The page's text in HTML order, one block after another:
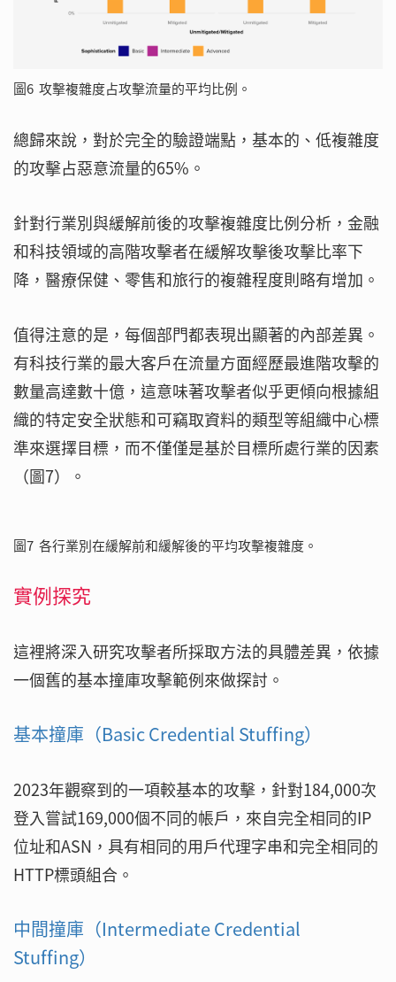
圖6 攻擊複雜度占攻擊流量的平均比例。
總歸來說，對於完全的驗證端點，基本的、低複雜度
的攻擊占惡意流量的65%。
針對行業別與緩解前後的攻擊複雜度比例分析，金融
和科技領域的高階攻擊者在緩解攻擊後攻擊比率下
降，醫療保健、零售和旅行的複雜程度則略有增加。
值得注意的是，每個部門都表現出顯著的內部差異。
有科技行業的最大客戶在流量方面經歷最進階攻擊的
數量高達數十億，這意味著攻擊者似乎更傾向根據組
織的特定安全狀態和可竊取資料的類型等組織中心標
準來選擇目標，而不僅僅是基於目標所處行業的因素
（圖7）。
圖7 各行業別在緩解前和緩解後的平均攻擊複雜度。
實例探究
這裡將深入研究攻擊者所採取方法的具體差異，依據
一個舊的基本撞庫攻擊範例來做探討。
基本撞庫（Basic Credential Stuffing）
2023年觀察到的一項較基本的攻擊，針對184,000次
登入嘗試169,000個不同的帳戶，來自完全相同的IP
位址和ASN，具有相同的用戶代理字串和完全相同的
HTTP標頭組合。
中間撞庫（Intermediate Credential
Stuffing）